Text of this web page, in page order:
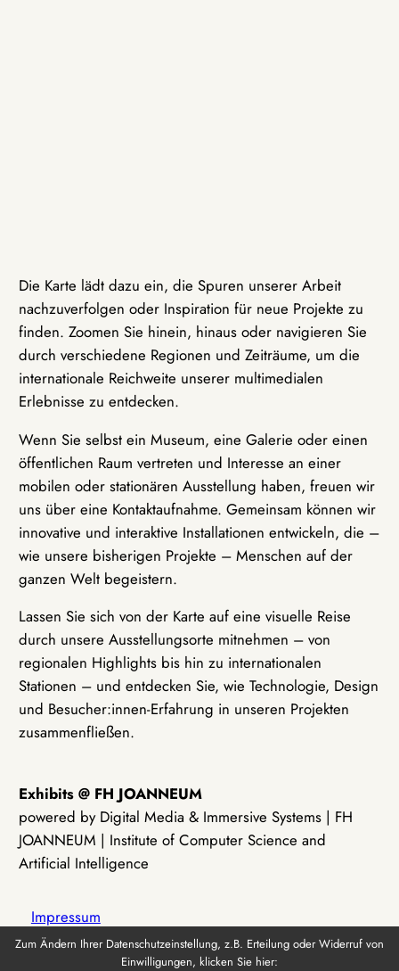
Die Karte lädt dazu ein, die Spuren unserer Arbeit
nachzuverfolgen oder Inspiration für neue Projekte zu
finden. Zoomen Sie hinein, hinaus oder navigieren Sie
durch verschiedene Regionen und Zeiträume, um die
internationale Reichweite unserer multimedialen
Erlebnisse zu entdecken.
Wenn Sie selbst ein Museum, eine Galerie oder einen
öffentlichen Raum vertreten und Interesse an einer
mobilen oder stationären Ausstellung haben, freuen wir
uns über eine Kontaktaufnahme. Gemeinsam können wir
innovative und interaktive Installationen entwickeln, die –
wie unsere bisherigen Projekte – Menschen auf der
ganzen Welt begeistern.
Lassen Sie sich von der Karte auf eine visuelle Reise
durch unsere Ausstellungsorte mitnehmen – von
regionalen Highlights bis hin zu internationalen
Stationen – und entdecken Sie, wie Technologie, Design
und Besucher:innen-Erfahrung in unseren Projekten
zusammenfließen.
Exhibits @ FH JOANNEUM
powered by Digital Media & Immersive Systems | FH
JOANNEUM | Institute of Computer Science and
Artificial Intelligence
Impressum
Zum Ändern Ihrer Datenschutzeinstellung, z.B. Erteilung oder Widerruf von
Einwilligungen, klicken Sie hier: